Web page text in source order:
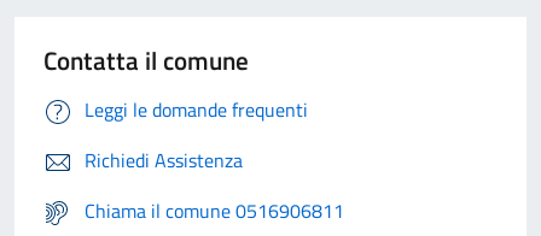
Contatta il comune
Leggi le domande frequenti
Richiedi Assistenza
Chiama il comune 0516906811